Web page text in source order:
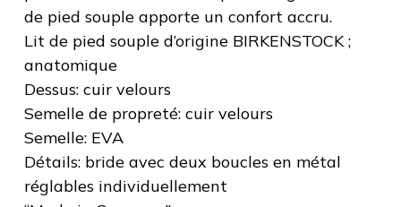
de pied souple apporte un confort accru.
Lit de pied souple d’origine BIRKENSTOCK ;
anatomique
Dessus: cuir velours
Semelle de propreté: cuir velours
Semelle: EVA
Détails: bride avec deux boucles en métal
réglables individuellement